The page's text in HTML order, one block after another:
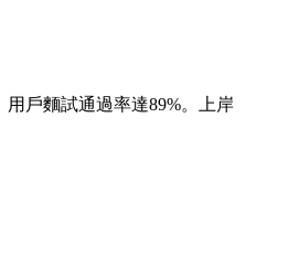
戶麵試通過率達89%。上岸